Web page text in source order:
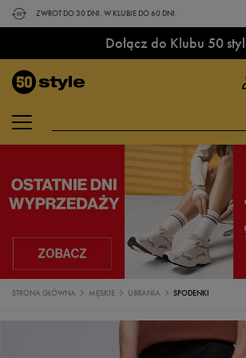
ZWROT DO 30 DNI. W KLUBIE DO 60 DNI.
Dołącz do Klubu 50
STRONA GŁÓWNA MĘSKIE UBRANIA SPODENKI